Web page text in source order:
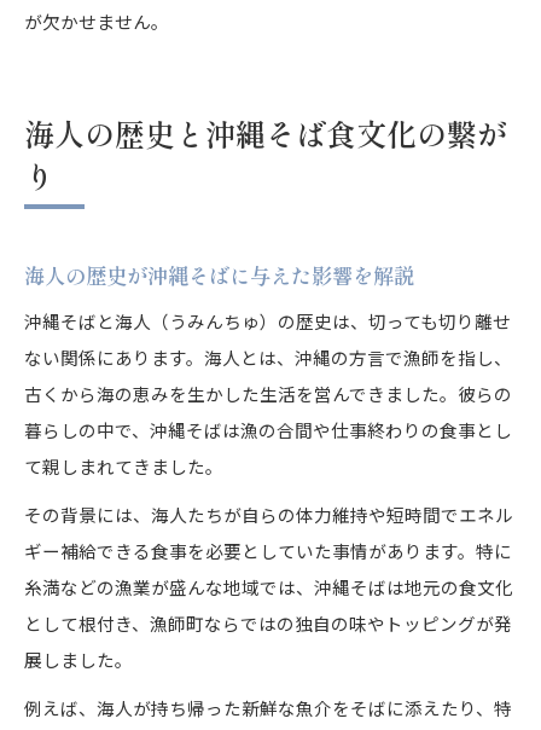
が欠かせません。
海人の歴史と沖縄そば食文化の繋が
り
海人の歴史が沖縄そばに与えた影響を解説
沖縄そばと海人（うみんちゅ）の歴史は、切っても切り離せ
ない関係にあります。海人とは、沖縄の方言で漁師を指し、
古くから海の恵みを生かした生活を営んできました。彼らの
暮らしの中で、沖縄そばは漁の合間や仕事終わりの食事とし
て親しまれてきました。
その背景には、海人たちが自らの体力維持や短時間でエネル
ギー補給できる食事を必要としていた事情があります。特に
糸満などの漁業が盛んな地域では、沖縄そばは地元の食文化
として根付き、漁師町ならではの独自の味やトッピングが発
展しました。
例えば、海人が持ち帰った新鮮な魚介をそばに添えたり、特